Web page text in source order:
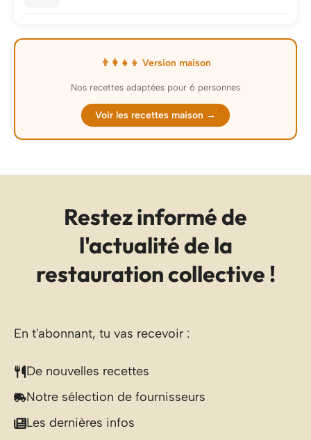
👨‍👩‍👧‍👦 Version maison
Nos recettes adaptées pour 6 personnes
Voir les recettes maison →
Restez informé de
l'actualité de la
restauration collective !
En t'abonnant, tu vas recevoir :
De nouvelles recettes
Notre sélection de fournisseurs
Les dernières infos